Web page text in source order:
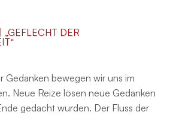
DER
Gedanken bewegen wir uns im
Neue Reize lösen neue Gedanken
gedacht wurden. Der Fluss der